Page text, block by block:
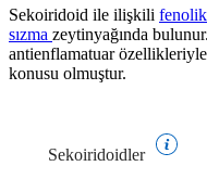
Sekoiridoid ile ilişkili
sızma zeytinyağında
antienflamatuar
konusu olmuştur.
Sekoiridoidler